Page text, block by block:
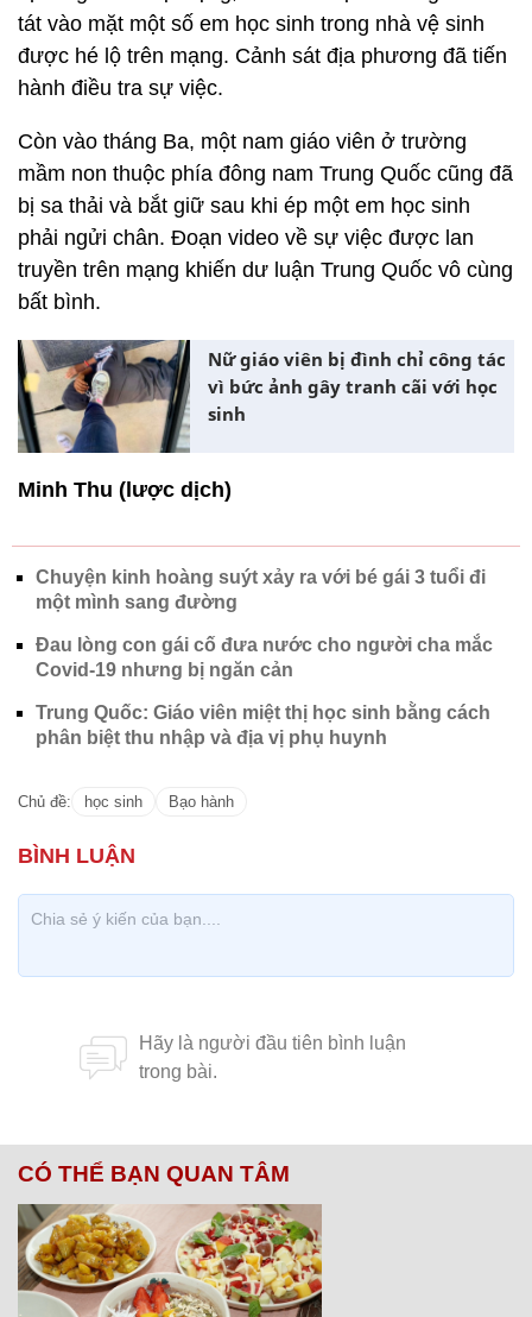
tát vào mặt một số em học sinh trong nhà vệ sinh
được hé lộ trên mạng. Cảnh sát địa phương đã tiến
hành điều tra sự việc.
Còn vào tháng Ba, một nam giáo viên ở trường
mầm non thuộc phía đông nam Trung Quốc cũng đã
bị sa thải và bắt giữ sau khi ép một em học sinh
phải ngửi chân. Đoạn video về sự việc được lan
truyền trên mạng khiến dư luận Trung Quốc vô cùng
bất bình.
Nữ giáo viên bị đình chỉ công tác
vì bức ảnh gây tranh cãi với học
sinh
Minh Thu (lược dịch)
Chuyện kinh hoàng suýt xảy ra với bé gái 3 tuổi đi
một mình sang đường
Đau lòng con gái cố đưa nước cho người cha mắc
Covid-19 nhưng bị ngăn cản
Trung Quốc: Giáo viên miệt thị học sinh bằng cách
phân biệt thu nhập và địa vị phụ huynh
Chủ đề: học sinh Bạo hành
CÓ THỂ BẠN QUAN TÂM